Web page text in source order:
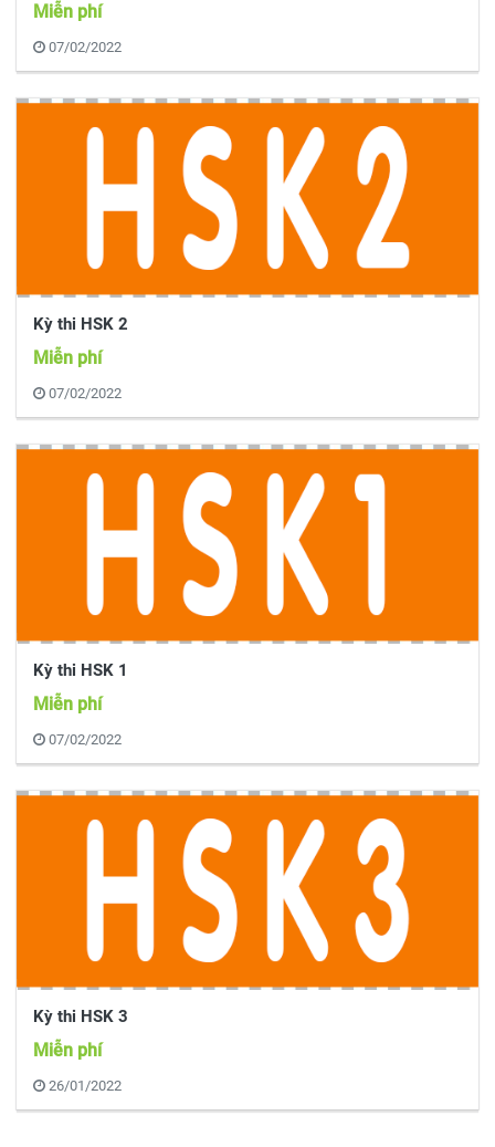
Miễn phí
07/02/2022
Kỳ thi HSK 2
Miễn phí
07/02/2022
Kỳ thi HSK 1
Miễn phí
07/02/2022
Kỳ thi HSK 3
Miễn phí
26/01/2022